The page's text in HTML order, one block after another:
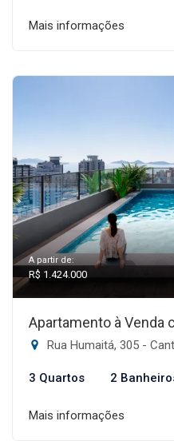
Mais informações
A partir de:
R$ 1.424.000
Apartamento à Venda
Rua Humaitá, 305 -
3 Quartos 2
Mais informações